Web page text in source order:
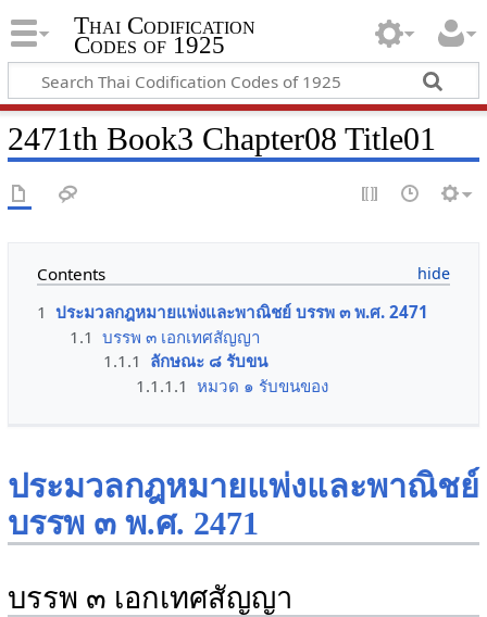
Thai Codification
Codes of 1925
2471th Book3 Chapter08 Title01
Contents
1 ประมวลกฎหมายแพ่งและพาณิชย์ บรรพ ๓ พ.ศ. 2471
1.1 บรรพ ๓ เอกเทศสัญญา
1.1.1 ลักษณะ ๘ รับขน
1.1.1.1 หมวด ๑ รับขนของ
ประมวลกฎหมายแพ่งและพาณิชย์
บรรพ ๓ พ.ศ. 2471
บรรพ ๓ เอกเทศสัญญา